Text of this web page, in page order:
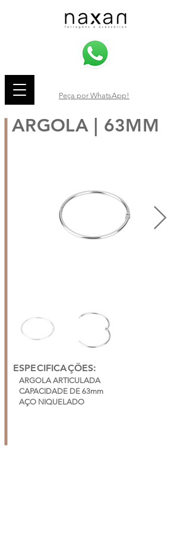
Peça por WhatsApp!
ARGOLA | 63MM
ESPECIFICAÇÕES:
ARGOLA ARTICULADA
CAPACIDADE DE 63mm
AÇO NIQUELADO